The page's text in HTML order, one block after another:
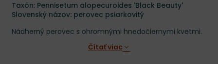
Taxón: Pennisetum alopecuroides 'Black Beauty'
Slovenský názov: perovec psiarkovitý
Nádherný perovec s ohromnými hnedočiernymi kvetmi.
Čítať viac